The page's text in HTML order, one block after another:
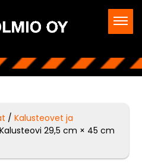
/Kalusteovet ja
29,5 cm × 45 cm